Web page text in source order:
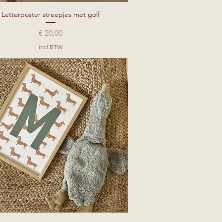
Snel overzicht
Letterposter streepjes met golf
Prijs
€ 20,00
incl.BTW